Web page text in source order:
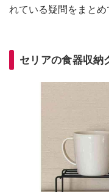
れている疑問をまとめ
セリアの食器収納